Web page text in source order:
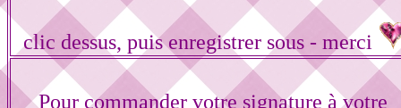
clic dessus, puis enregistrer sous - merci
Pour commander votre signature à votre